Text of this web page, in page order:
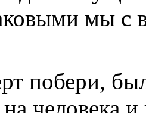
мы с
побери,